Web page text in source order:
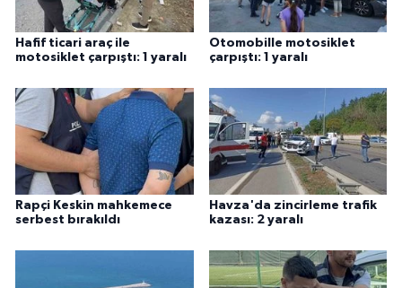
Hafif ticari araç ile
motosiklet çarpıştı: 1 yaralı
Otomobille motosiklet
çarpıştı: 1 yaralı
Rapçi Keskin mahkemece
serbest bırakıldı
Havza'da zincirleme trafik
kazası: 2 yaralı